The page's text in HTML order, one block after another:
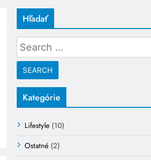
Hľadať
Search
for:
Kategórie
Lifestyle (10)
Ostatné (2)